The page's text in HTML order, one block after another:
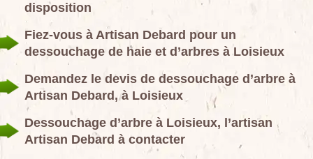
disposition
Fiez-vous à Artisan Debard pour un
dessouchage de haie et d’arbres à Loisieux
Demandez le devis de dessouchage d’arbre à
Artisan Debard, à Loisieux
Dessouchage d’arbre à Loisieux, l’artisan
Artisan Debard à contacter